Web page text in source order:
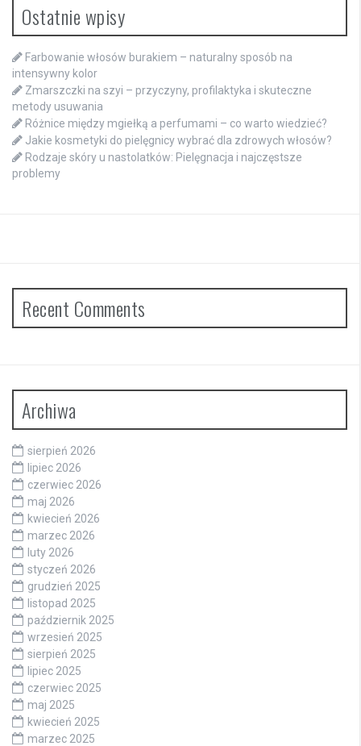
Ostatnie wpisy
Farbowanie włosów burakiem – naturalny sposób na
intensywny kolor
Zmarszczki na szyi – przyczyny, profilaktyka i skuteczne
metody usuwania
Różnice między mgiełką a perfumami – co warto wiedzieć?
Jakie kosmetyki do pielęgnicy wybrać dla zdrowych włosów?
Rodzaje skóry u nastolatków: Pielęgnacja i najczęstsze
problemy
Recent Comments
Archiwa
sierpień 2026
lipiec 2026
czerwiec 2026
maj 2026
kwiecień 2026
marzec 2026
luty 2026
styczeń 2026
grudzień 2025
listopad 2025
październik 2025
wrzesień 2025
sierpień 2025
lipiec 2025
czerwiec 2025
maj 2025
kwiecień 2025
marzec 2025